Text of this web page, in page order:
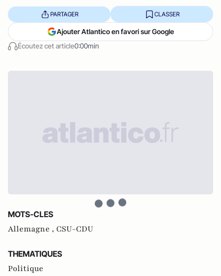
Écoutez cet article0:00min
PARTAGER CLASSER
Ajouter Atlantico en favori sur Google
MOTS-CLES
Allemagne , CSU-CDU
THEMATIQUES
Politique